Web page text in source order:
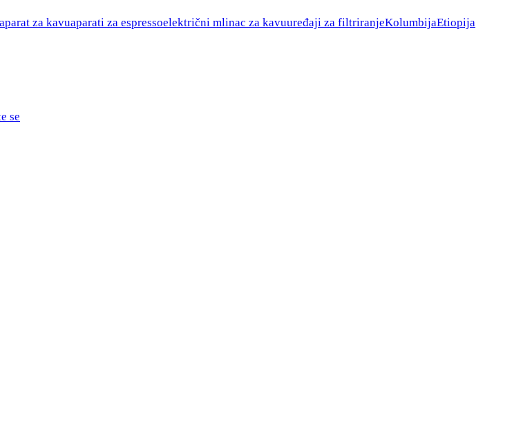
se
aparat za kavuaparati za espressoelektrični mlinac za kavuuređaji za filtriranjeKolumbijaEtiopija